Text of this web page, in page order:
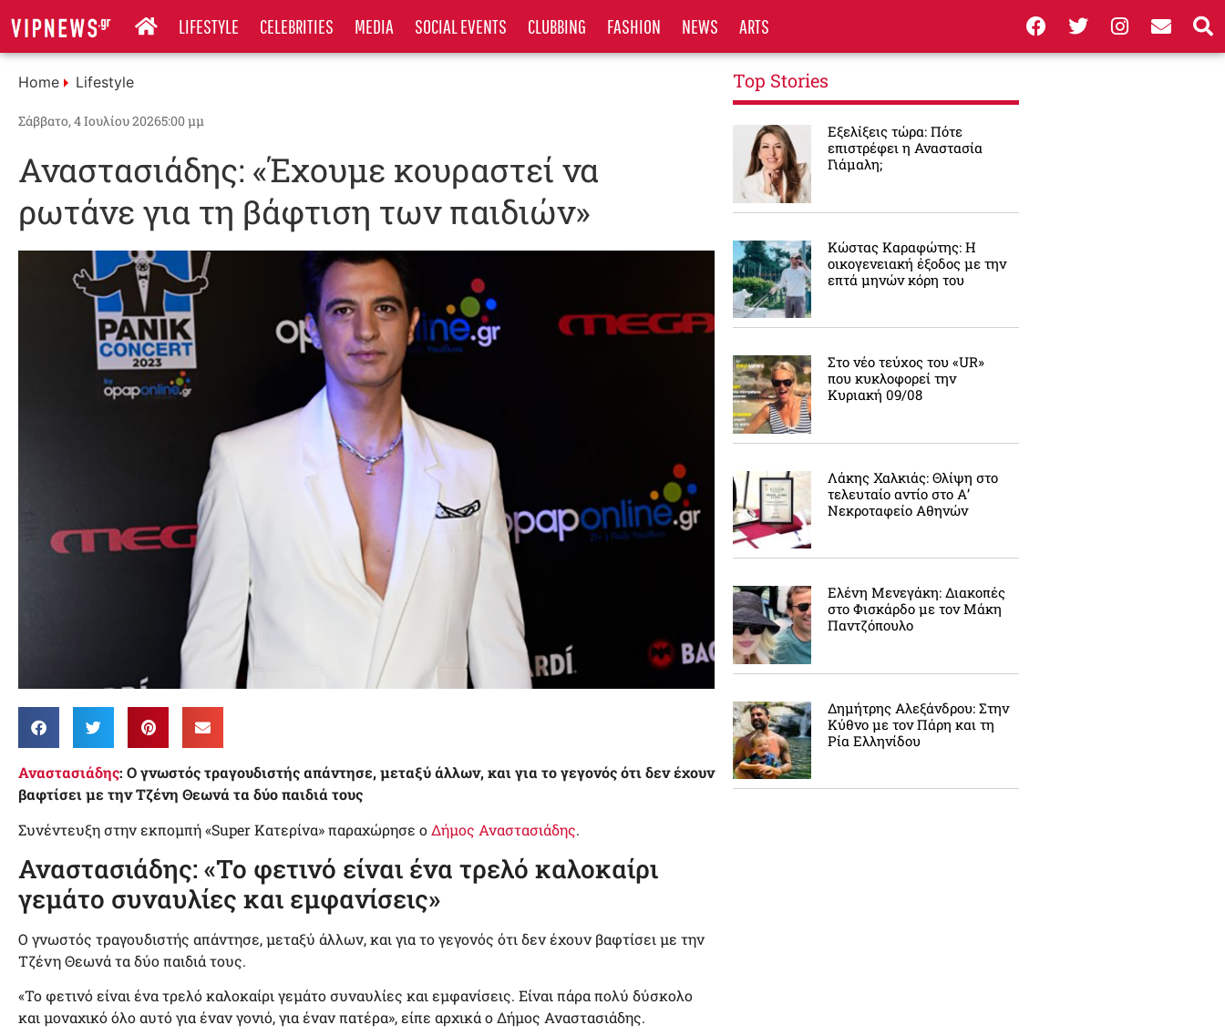
LIFESTYLE CELEBRITIES MEDIA SOCIAL EVENTS CLUBBING FASHION NEWS ARTS
Home Lifestyle
Σάββατο, 4 Ιουλίου 20265:00 μμ
Αναστασιάδης: «Έχουμε κουραστεί να
ρωτάνε για τη βάφτιση των παιδιών»
Αναστασιάδης: Ο γνωστός τραγουδιστής απάντησε, μεταξύ άλλων, και για το γεγονός ότι δεν έχουν
βαφτίσει με την Τζένη Θεωνά τα δύο παιδιά τους
Συνέντευξη στην εκπομπή «Super Κατερίνα» παραχώρησε οΔήμος Αναστασιάδης.
Αναστασιάδης: «Το φετινό είναι ένα τρελό καλοκαίρι
γεμάτο συναυλίες και εμφανίσεις»
Ο γνωστός τραγουδιστής απάντησε, μεταξύ άλλων, και για το γεγονός ότι δεν έχουν βαφτίσει με την
Τζένη Θεωνά τα δύο παιδιά τους.
«Το φετινό είναι ένα τρελό καλοκαίρι γεμάτο συναυλίες και εμφανίσεις. Είναι πάρα πολύ δύσκολο
και μοναχικό όλο αυτό για έναν γονιό, για έναν πατέρα», είπε αρχικά ο Δήμος Αναστασιάδης.
Top Stories
Εξελίξεις τώρα: Πότε
επιστρέφει η Αναστασία
Γιάμαλη;
Κώστας Καραφώτης: Η
οικογενειακή έξοδος με την
επτά μηνών κόρη του
Στο νέο τεύχος του «UR»
που κυκλοφορεί την
Κυριακή 09/08
Λάκης Χαλκιάς: Θλίψη στο
τελευταίο αντίο στο Α’
Νεκροταφείο Αθηνών
Ελένη Μενεγάκη: Διακοπές
στο Φισκάρδο με τον Μάκη
Παντζόπουλο
Δημήτρης Αλεξάνδρου: Στην
Κύθνο με τον Πάρη και τη
Ρία Ελληνίδου